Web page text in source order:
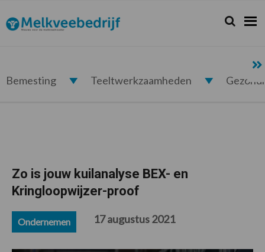
de
hoofdnavigatie
de
hoofd
de
eerste
de
voettekst
Melkveebedrijf.nl Zoeken...
Zoek
Bemesting Teeltwerkzaamheden
Zo is jouw kuilanalyse BEX- en
Kringloopwijzer-proof
Ondernemen 17 augustus 2021